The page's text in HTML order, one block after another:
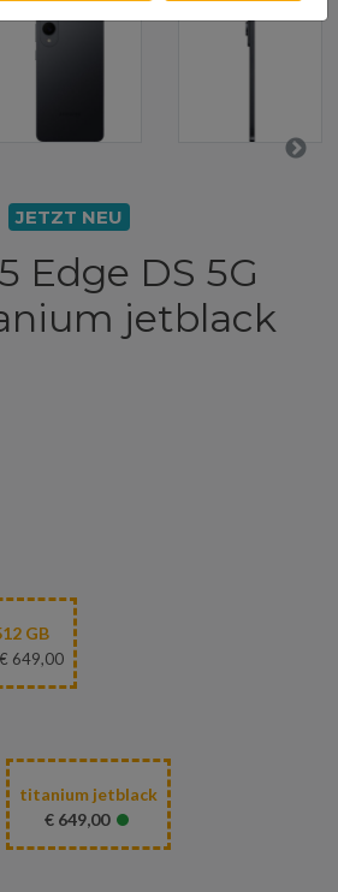
JETZT NEU
Edge DS 5G
jetblack
GB
649,00
titanium jetblack
€ 649,00 •